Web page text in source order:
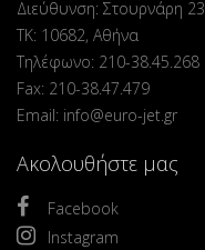
Διεύθυνση: Στουρνάρη 23
ΤΚ: 10682, Αθήνα
Τηλέφωνο: 210-38.45.268
Fax: 210-38.47.479
Email: info@euro-jet.gr
Ακολουθήστε μας
Facebook
Instagram